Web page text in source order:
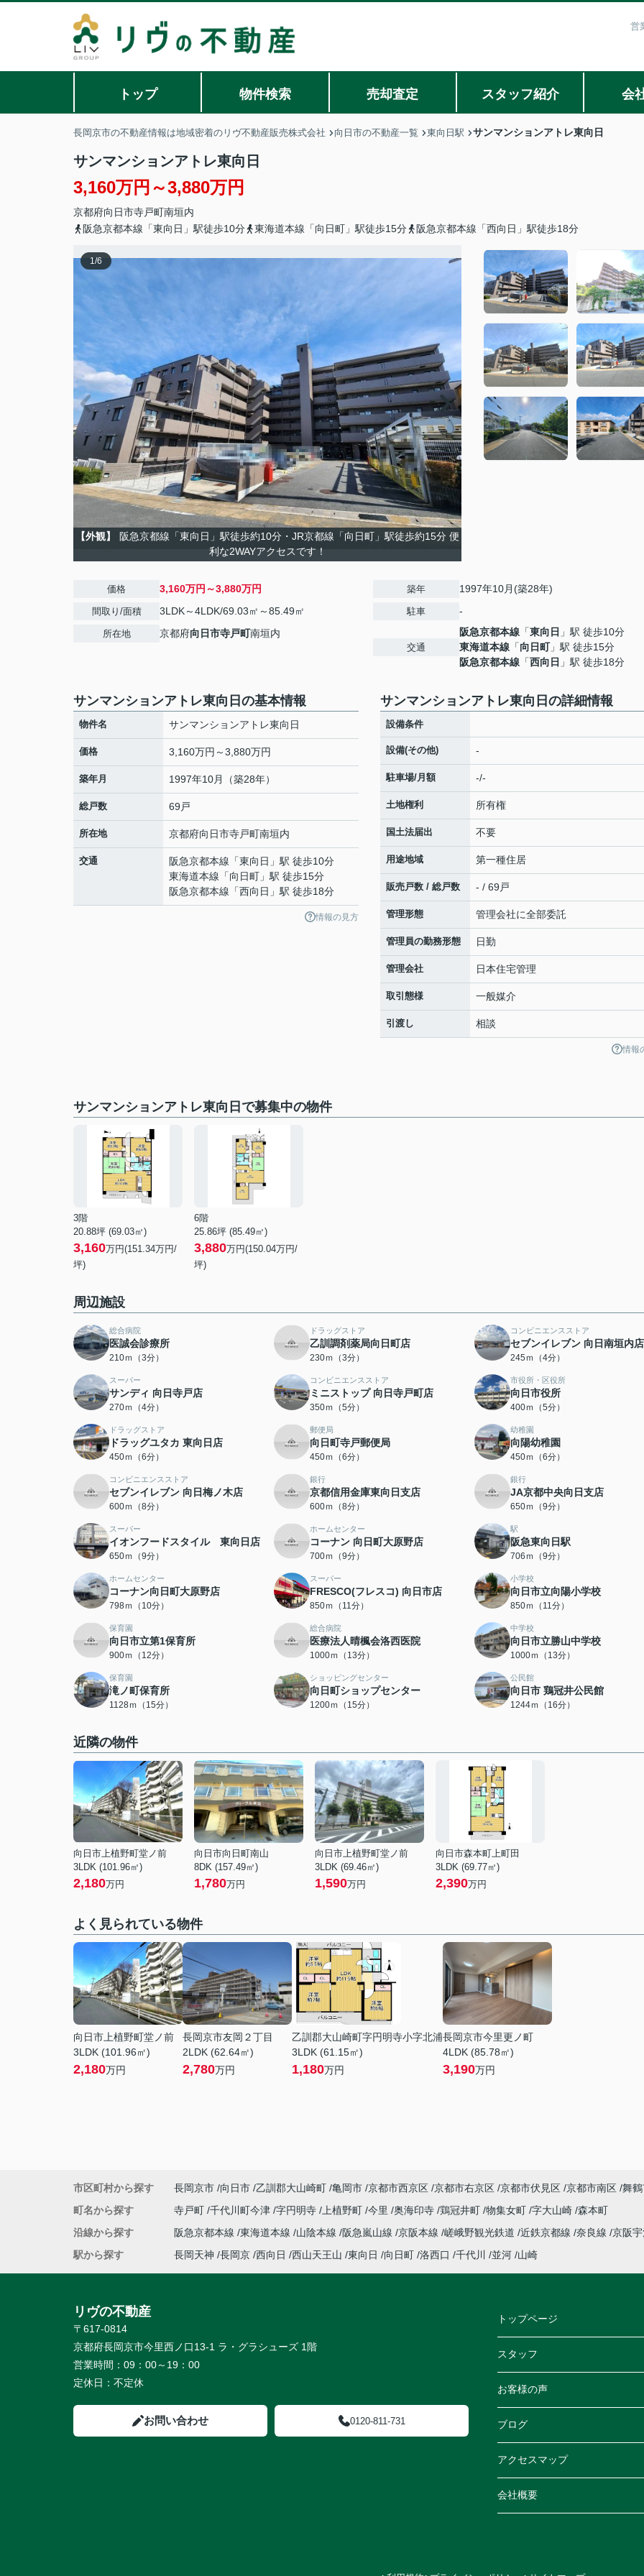
営
トップ 物件検索 売却査定 スタッフ紹介 会
長岡京市の不動産情報は地域密着のリヴ不動産販売株式会社 向日市の不動産一覧 東向日駅 サンマンションアトレ東向日
サンマンションアトレ東向日
3,160万円～3,880万円
京都府向日市寺戸町南垣内
阪急京都本線「東向日」駅徒歩10分
東海道本線「向日町」駅徒歩15分 阪急京都本線「西向日」駅徒歩18分
1/6
【外観】
阪急京都線「東向日」駅徒歩約10分・JR京都線「向日町」駅徒歩約15分 便
利な2WAYアクセスです！
価格 3,160万円～3,880万円
間取り/面積 3LDK～4LDK/69.03㎡～85.49㎡
所在地 京都府向日市寺戸町南垣内
築年 1997年10月(築28年)
駐車 -
交通
阪急京都本線 「東向日 」駅 徒歩10分
東海道本線 「向日町」駅 徒歩15分
阪急京都本線 「西向日 」駅 徒歩18分
サンマンションアトレ東向日の基本情報
物件名 サンマンションアトレ東向日
価格 3,160万円～3,880万円
築年月 1997年10月（築28年）
総戸数 69戸
所在地 京都府向日市寺戸町南垣内
交通 阪急京都本線 「東向日 」駅 徒歩10分
東海道本線 「向日町 」駅 徒歩15分
阪急京都本線 「西向日 」駅 徒歩18分
情報の見方
サンマンションアトレ東向日の詳細情報
設備条件
設備(その他) -
駐車場/月額 -/-
土地権利 所有権
国土法届出 不要
用途地域 第一種住居
販売戸数 / 総戸数 - / 69戸
管理形態 管理会社に全部委託
管理員の勤務形態 日勤
管理会社 日本住宅管理
取引態様 一般媒介
引渡し 相談
情報
サンマンションアトレ東向日で募集中の物件
3階
20.88坪 (69.03㎡)
3,160万円(151.34万円/
坪)
6階
25.86坪 (85.49㎡)
3,880万円(150.04万円/
坪)
周辺施設
総合病院
医誠会診療所
210ｍ（3分）
ドラッグストア
乙訓調剤薬局向日町店
230ｍ（3分）
コンビニエンスストア
セブンイレブン 向日南垣内店
245ｍ（4分）
スーパー
サンディ 向日寺戸店
270ｍ（4分）
コンビニエンスストア
ミニストップ 向日寺戸町店
350ｍ（5分）
市役所・区役所
向日市役所
400ｍ（5分）
ドラッグストア
ドラッグユタカ 東向日店
450ｍ（6分）
郵便局
向日町寺戸郵便局
450ｍ（6分）
幼稚園
向陽幼稚園
450ｍ（6分）
コンビニエンスストア
セブンイレブン 向日梅ノ木店
600ｍ（8分）
銀行
京都信用金庫東向日支店
600ｍ（8分）
銀行
JA京都中央向日支店
650ｍ（9分）
スーパー
イオンフードスタイル 東向日店
650ｍ（9分）
ホームセンター
コーナン 向日町大原野店
700ｍ（9分）
駅
阪急東向日駅
706ｍ（9分）
ホームセンター
コーナン向日町大原野店
798ｍ（10分）
スーパー
FRESCO(フレスコ) 向日市店
850ｍ（11分）
小学校
向日市立向陽小学校
850ｍ（11分）
保育園
向日市立第1保育所
900ｍ（12分）
総合病院
医療法人晴楓会洛西医院
1000ｍ（13分）
中学校
向日市立勝山中学校
1000ｍ（13分）
保育園
滝ノ町保育所
1128ｍ（15分）
ショッピングセンター
向日町ショップセンター
1200ｍ（15分）
公民館
向日市 鶏冠井公民館
1244ｍ（16分）
近隣の物件
向日市上植野町堂ノ前
3LDK (101.96㎡)
2,180万円
向日市向日町南山
8DK (157.49㎡)
1,780万円
向日市上植野町堂ノ前
3LDK (69.46㎡)
1,590万円
向日市森本町上町田
3LDK (69.77㎡)
2,390万円
よく見られている物件
向日市上植野町堂ノ前
3LDK (101.96㎡)
2,180万円
長岡京市友岡２丁目
2LDK (62.64㎡)
2,780万円
乙訓郡大山崎町字円明寺小字北浦
3LDK (61.15㎡)
1,180万円
長岡京市今里更ノ町
4LDK (85.78㎡)
3,190万円
市区町村から探す 長岡京市 向日市 乙訓郡大山崎町 亀岡市 京都市西京区 京都市右京区 京都市伏見区 京都市南区 舞
町名から探す
寺戸町 千代川町今津 字円明寺 上植野町 今里 奥海印寺 鶏冠井町 物集女町 字大山崎 森本町
沿線から探す
阪急京都本線 東海道本線 山陰本線 阪急嵐山線 京阪本線 嵯峨野観光鉄道 近鉄京都線 奈良線 京阪
駅から探す
長岡天神 長岡京 西向日 西山天王山 東向日 向日町 洛西口 千代川 並河 山崎
リヴの不動産
〒617-0814
京都府長岡京市今里西ノ口13-1 ラ・グラシューズ 1階
営業時間： 09：00～19：00
定休日： 不定休
お問い合わせ 0120-811-731
トップページ
スタッフ
お客様の声
ブログ
アクセスマップ
会社概要